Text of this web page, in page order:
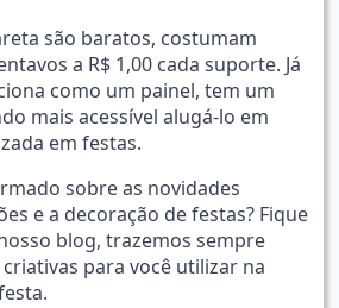
são baratos, costumam
a R$ 1,00 cada suporte. Já
como um painel, tem um
mais acessível alugá-lo em
em festas.
sobre as novidades
e a decoração de festas? Fique
blog, trazemos sempre
para você utilizar na